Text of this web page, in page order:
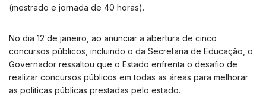
(mestrado e jornada de 40 horas).
No dia 12 de janeiro, ao anunciar a abertura de cinco
concursos públicos, incluindo o da Secretaria de Educação, o
Governador ressaltou que o Estado enfrenta o desafio de
realizar concursos públicos em todas as áreas para melhorar
as políticas públicas prestadas pelo estado.